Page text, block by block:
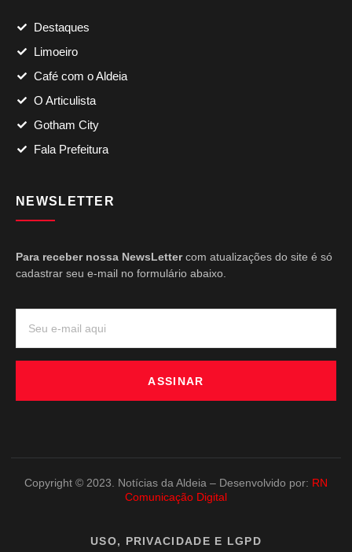
Destaques
Limoeiro
Café com o Aldeia
O Articulista
Gotham City
Fala Prefeitura
NEWSLETTER
Para receber nossa NewsLettercom atualizações do site é só
cadastrar seu e-mail no formulário abaixo.
ASSINAR
Copyright © 2023. Notícias da Aldeia – Desenvolvido por: RN
Comunicação Digital
USO, PRIVACIDADE E LGPD